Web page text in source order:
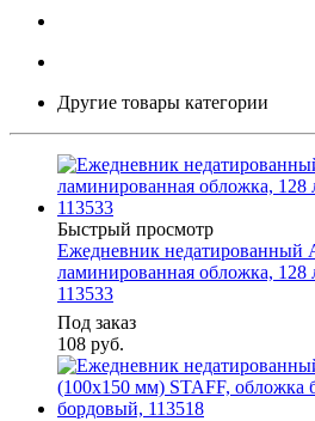
Другие товары категории
Быстрый просмотр
Ежедневник недатированный
ламинированная обложка, 128
113533
Под заказ
108 руб.